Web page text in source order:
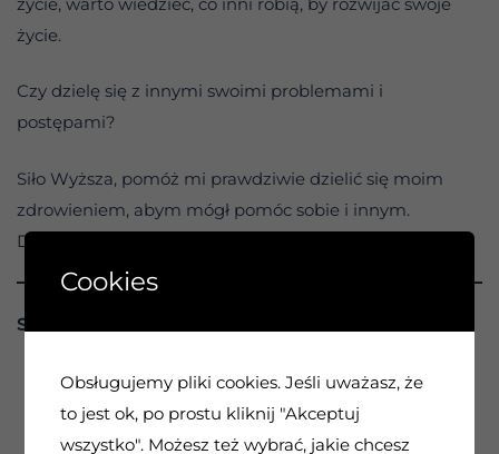
życie.
Czy dzielę się z innymi swoimi problemami i
postępami?
Siło Wyższa, pomóż mi prawdziwie dzielić się moim
zdrowieniem, abym mógł pomóc sobie i innym.
Dzisiaj podzielę się moim programem z …
SPACER W SUCHYCH MIEJSCACH
0:00 / 1:45
Cookies
Obsługujemy pliki cookies. Jeśli uważasz, że
to jest ok, po prostu kliknij "Akceptuj
wszystko". Możesz też wybrać, jakie chcesz